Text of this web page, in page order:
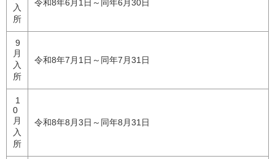
入
所
令和8年6月1日～同年6月30日
9
月
入
所
令和8年7月1日～同年7月31日
1
0
月
入
所
令和8年8月3日～同年8月31日